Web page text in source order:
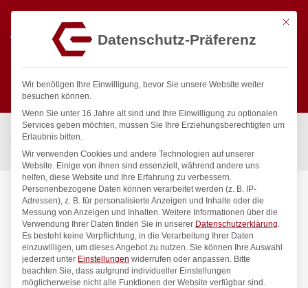
Suchen
Start / Gastronomiebedarf & Gastro Geräte für Profis
Küchenartikel
Messer Austernmesser rund, HENDI, (L)170mm
Mit
Datenschutz-Präferenz
Wir benötigen Ihre Einwilligung, bevor Sie unsere Website weiter
besuchen können.
Wenn Sie unter 16 Jahre alt sind und Ihre Einwilligung zu optionalen
Services geben möchten, müssen Sie Ihre Erziehungsberechtigten um
Erlaubnis bitten.
Wir verwenden Cookies und andere Technologien auf unserer
Website. Einige von ihnen sind essenziell, während andere uns
helfen, diese Website und Ihre Erfahrung zu verbessern.
Personenbezogene Daten können verarbeitet werden (z. B. IP-
Adressen), z. B. für personalisierte Anzeigen und Inhalte oder die
Messung von Anzeigen und Inhalten. Weitere Informationen über die
Verwendung Ihrer Daten finden Sie in unserer Datenschutzerklärung.
Es besteht keine Verpflichtung, in die Verarbeitung Ihrer Daten
einzuwilligen, um dieses Angebot zu nutzen. Sie können Ihre Auswahl
jederzeit unter Einstellungen widerrufen oder anpassen. Bitte
beachten Sie, dass aufgrund individueller Einstellungen
möglicherweise nicht alle Funktionen der Website verfügbar sind.